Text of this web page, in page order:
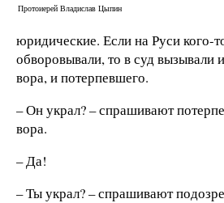
Протоиерей Владислав Цыпин
юридические. Если на Руси кого-
обворовывали, то в суд вызывали
вора, и потерпевшего.
– Он украл? – спрашивают
вора.
– Да!
– Ты украл? – спрашивают